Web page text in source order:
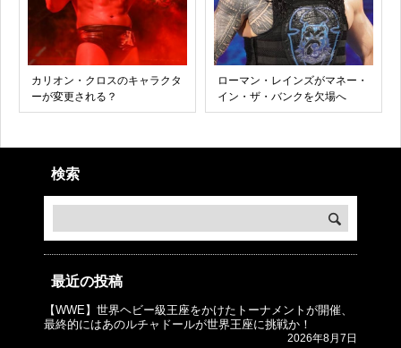
カリオン・クロスのキャラクタ
ーが変更される？
ローマン・レインズがマネー・
イン・ザ・バンクを欠場へ
検索
最近の投稿
【WWE】世界ヘビー級王座をかけたトーナメントが開催、
最終的にはあのルチャドールが世界王座に挑戦か！
2026年8月7日
© プロレスJunkie ～WWEの最新情報 USA～